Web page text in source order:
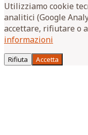
Utilizziamo cookie
analitici (Google
accettare, rifiutare o
informazioni
Rifiuta Accetta